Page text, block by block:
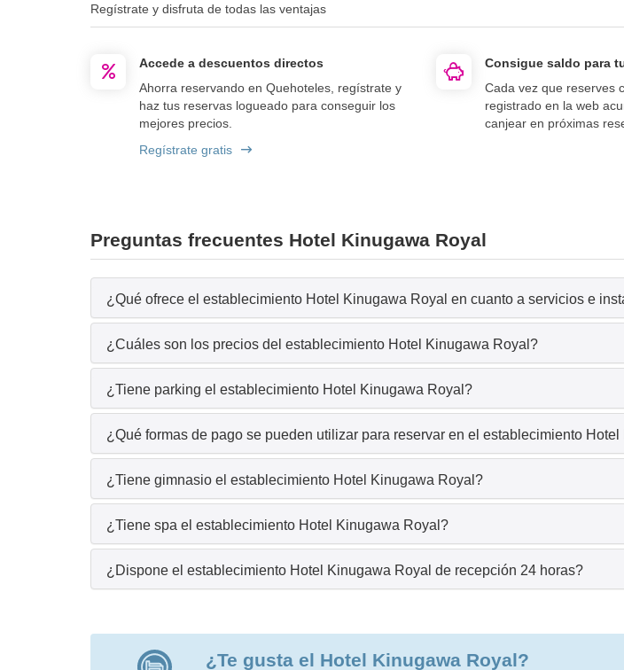
Regístrate y disfruta de todas las ventajas
Accede a descuentos directos
Ahorra reservando en Quehoteles, regístrate y
haz tus reservas logueado para conseguir los
mejores precios.
Regístrate gratis
Consigue saldo para
Cada vez que reserves
registrado en la web
canjear en próximas
Preguntas frecuentes Hotel Kinugawa Royal
¿Qué ofrece el establecimiento Hotel Kinugawa Royal en cuanto a servicios e
¿Cuáles son los precios del establecimiento Hotel Kinugawa Royal?
¿Tiene parking el establecimiento Hotel Kinugawa Royal?
¿Qué formas de pago se pueden utilizar para reservar en el establecimiento
¿Tiene gimnasio el establecimiento Hotel Kinugawa Royal?
¿Tiene spa el establecimiento Hotel Kinugawa Royal?
¿Dispone el establecimiento Hotel Kinugawa Royal de recepción 24 horas?
¿Te gusta el Hotel Kinugawa Royal?